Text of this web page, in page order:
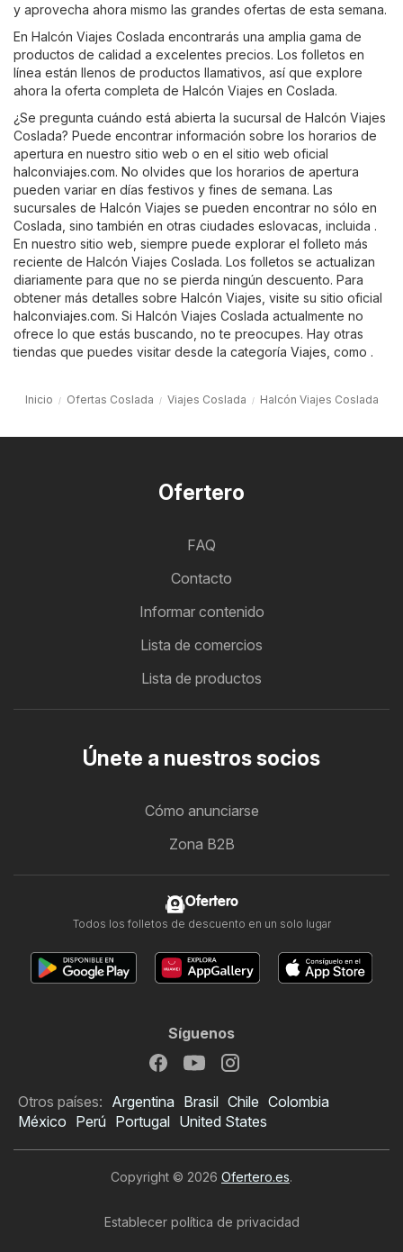
y aprovecha ahora mismo las grandes ofertas de esta semana.
En Halcón Viajes Coslada encontrarás una amplia gama de
productos de calidad a excelentes precios. Los folletos en
línea están llenos de productos llamativos, así que explore
ahora la oferta completa de Halcón Viajes en Coslada.
¿Se pregunta cuándo está abierta la sucursal de Halcón Viajes
Coslada? Puede encontrar información sobre los horarios de
apertura en nuestro sitio web o en el sitio web oficial
halconviajes.com. No olvides que los horarios de apertura
pueden variar en días festivos y fines de semana. Las
sucursales de Halcón Viajes se pueden encontrar no sólo en
Coslada, sino también en otras ciudades eslovacas, incluida .
En nuestro sitio web, siempre puede explorar el folleto más
reciente de Halcón Viajes Coslada. Los folletos se actualizan
diariamente para que no se pierda ningún descuento. Para
obtener más detalles sobre Halcón Viajes, visite su sitio oficial
halconviajes.com. Si Halcón Viajes Coslada actualmente no
ofrece lo que estás buscando, no te preocupes. Hay otras
tiendas que puedes visitar desde la categoría Viajes , como .
Inicio Ofertas Coslada Viajes Coslada Halcón Viajes Coslada
Ofertero
FAQ
Contacto
Informar contenido
Lista de comercios
Lista de productos
Únete a nuestros socios
Cómo anunciarse
Zona B2B
Ofertero
Todos los folletos de descuento en un solo lugar
Síguenos
Otros países: Argentina Brasil Chile Colombia
México Perú Portugal United States
Copyright © 2026 Ofertero.es.
Establecer política de privacidad